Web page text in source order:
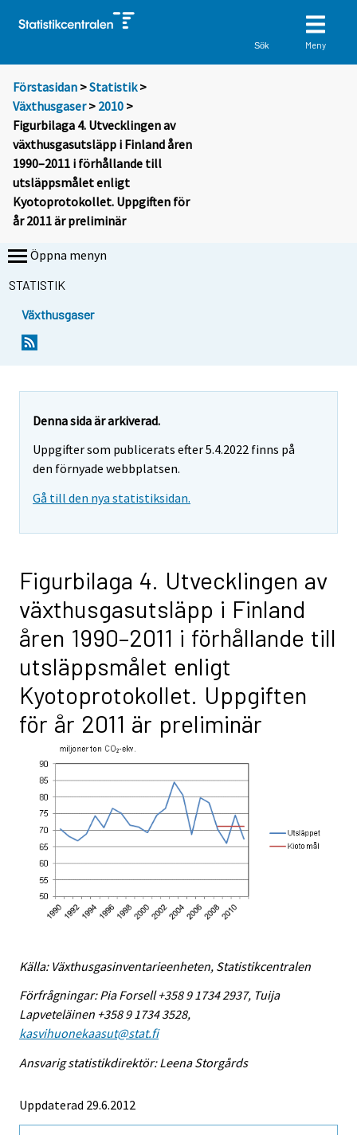
Sök Meny
Förstasidan >Statistik >
Växthusgaser> 2010 >
Figurbilaga 4. Utvecklingen av
växthusgasutsläpp i Finland åren
1990–2011 i förhållande till
utsläppsmålet enligt
Kyotoprotokollet. Uppgiften för
år 2011 är preliminär
Öppna menyn
STATISTIK
Växthusgaser
Denna sida är arkiverad.
Uppgifter som publicerats efter 5.4.2022 finns på
den förnyade webbplatsen.
Gå till den nya statistiksidan.
Figurbilaga 4. Utvecklingen av
växthusgasutsläpp i Finland
åren 1990–2011 i förhållande till
utsläppsmålet enligt
Kyotoprotokollet. Uppgiften
för år 2011 är preliminär
Källa: Växthusgasinventarieenheten, Statistikcentralen
Förfrågningar: Pia Forsell +358 9 1734 2937, Tuija
Lapveteläinen +358 9 1734 3528,
kasvihuonekaasut@stat.fi
Ansvarig statistikdirektör: Leena Storgårds
Uppdaterad 29.6.2012